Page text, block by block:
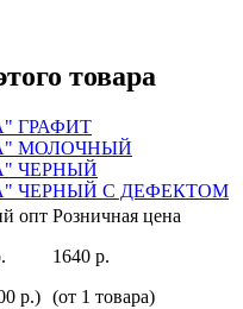
товара
опт
р.)
Розничная цена
1640 р.
(от 1 товара)